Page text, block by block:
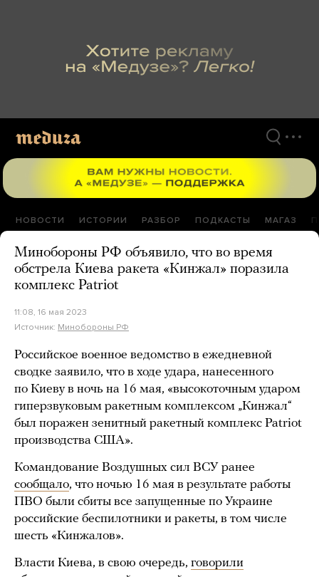
НОВОСТИ ИСТОРИИ РАЗБОР ПОДКАСТЫ МАГАЗ
Минобороны РФ объявило, что во время
обстрела Киева ракета «Кинжал» поразила
комплекс Patriot
11:08, 16 мая 2023
Источник: Минобороны РФ
Российское военное ведомство в ежедневной
сводке заявило, что в ходе удара, нанесенного
по Киеву в ночь на 16 мая, «высокоточным ударом
гиперзвуковым ракетным комплексом „Кинжал“
был поражен зенитный ракетный комплекс Patriot
производства США».
Командование Воздушных сил ВСУ ранее
сообщало, что ночью 16 мая в результате работы
ПВО были сбиты все запущенные по Украине
российские беспилотники и ракеты, в том числе
шесть «Кинжалов».
Власти Киева, в свою очередь, говорили